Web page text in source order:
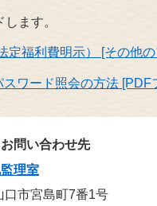
ます。
定福利費明示） [その他
ワード照会の方法 [PDF
問い合わせ先
理室
口市宮島町7番1号